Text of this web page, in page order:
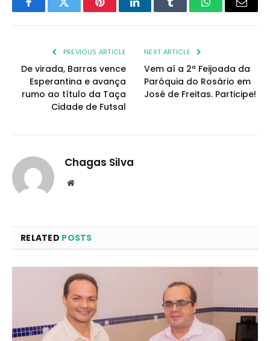
FacebookTwitter PinterestLinkedInTumblr WhatsAppEmail
PREVIOUS ARTICLE
De virada, Barras vence
Esperantina e avança
rumo ao título da Taça
Cidade de Futsal
NEXT ARTICLE
Vem aí a 2ª Feijoada da
Paróquia do Rosário em
José de Freitas. Participe!
Chagas Silva
Website
RELATED POSTS